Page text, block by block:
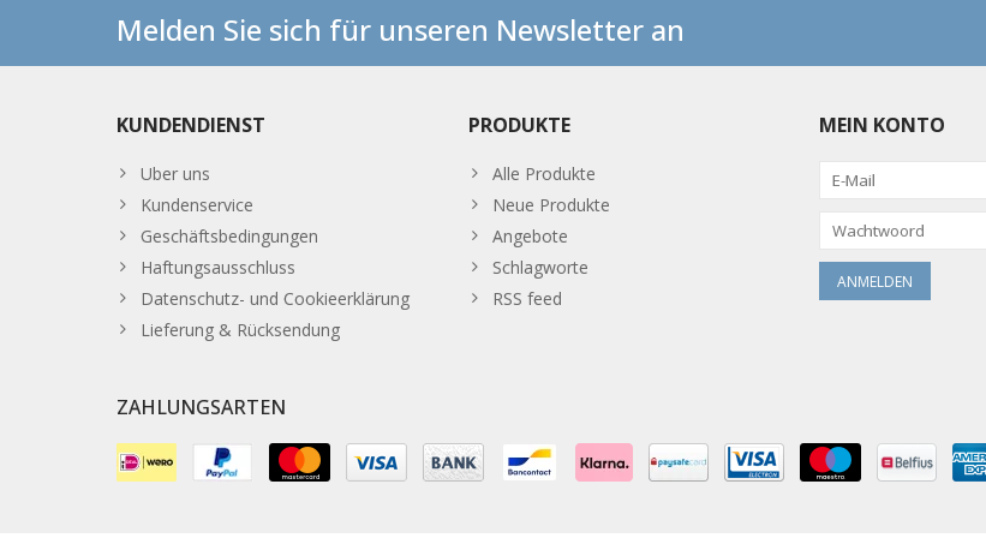
Melden Sie sich für unseren Newsletter an
KUNDENDIENST
Uber uns
Kundenservice
Geschäftsbedingungen
Haftungsausschluss
Datenschutz- und Cookieerklärung
Lieferung & Rücksendung
PRODUKTE
Alle Produkte
Neue Produkte
Angebote
Schlagworte
RSS feed
MEIN KONTO
ZAHLUNGSARTEN